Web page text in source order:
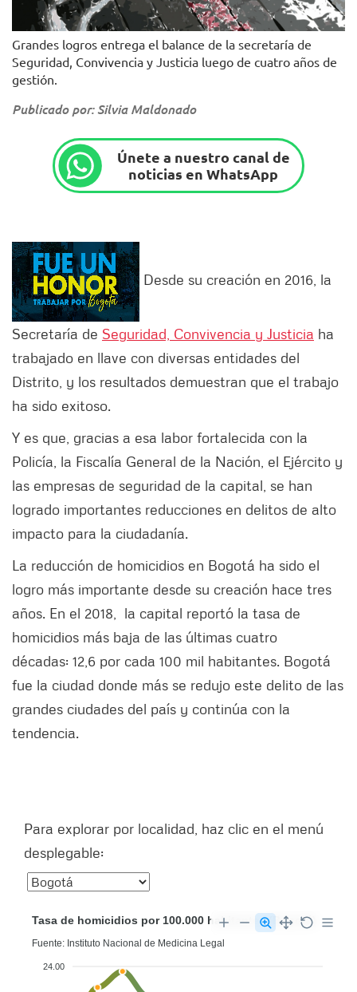
Grandes logros entrega el balance de la secretaría de
Seguridad, Convivencia y Justicia luego de cuatro años de
gestión.
Publicado por: Silvia Maldonado
Únete a nuestro canal de
noticias en WhatsApp
Desde su creación en 2016, la
Secretaría de Seguridad, Convivencia y Justicia ha
trabajado en llave con diversas entidades del
Distrito, y los resultados demuestran que el trabajo
ha sido exitoso.
Y es que, gracias a esa labor fortalecida con la
Policía, la Fiscalía General de la Nación, el Ejército y
las empresas de seguridad de la capital, se han
logrado importantes reducciones en delitos de alto
impacto para la ciudadanía.
La reducción de homicidios en Bogotá ha sido el
logro más importante desde su creación hace tres
años. En el 2018, la capital reportó la tasa de
homicidios más baja de las últimas cuatro
décadas: 12,6 por cada 100 mil habitantes. Bogotá
fue la ciudad donde más se redujo este delito de las
grandes ciudades del país y continúa con la
tendencia.
Para explorar por localidad, haz clic en el menú
desplegable:
Tasa de homicidios por 100.000 habitantes (Bogotá)
Fuente: Instituto Nacional de Medicina Legal
24.00